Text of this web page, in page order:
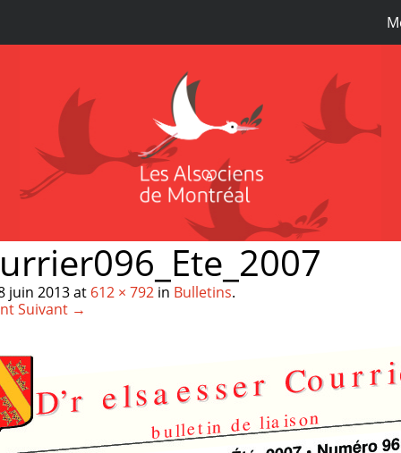
juin 2013at 612 × 792 in Bulletins.
Suivant →